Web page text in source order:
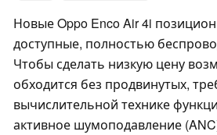
Новые Oppo Enco Air 4i
доступные, полностью
Чтобы сделать низкую цену
обходится без продвинутых,
вычислительной технике
активное шумоподавление